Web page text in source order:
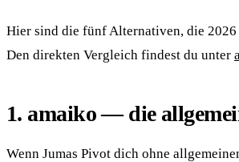
Hier sind die fünf Alternativen, die
Den direkten Vergleich findest du unter
1. amaiko — die
Wenn Jumas Pivot dich ohne